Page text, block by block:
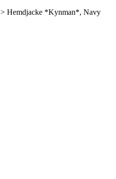
> Hemdjacke *Kynman*, Navy